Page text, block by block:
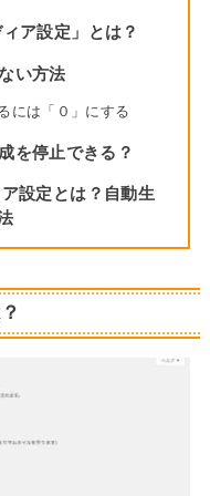
ア設定」とは？
い方法
には「０」にする
を停止できる？
設定とは？自動生